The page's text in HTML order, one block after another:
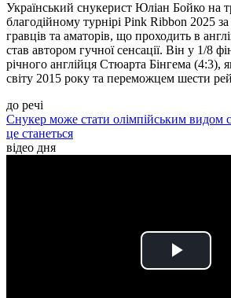
Український снукерист Юліан Бойко на
благодійному турнірі Pink Ribbon 2025
гравців та аматорів, що проходить в
став автором гучної сенсації. Він у 1/8
річного англійця Стюарта Бінгема (4:3),
світу 2015 року та переможцем шести
до речі
Снукер може стати олімпійським видом
це станеться
відео дня
Play